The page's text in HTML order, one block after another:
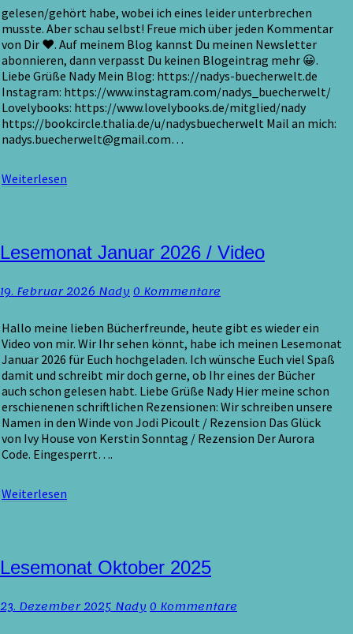
gelesen/gehört habe, wobei ich eines leider unterbrechen
musste. Aber schau selbst! Freue mich über jeden Kommentar
von Dir ♥. Auf meinem Blog kannst Du meinen Newsletter
abonnieren, dann verpasst Du keinen Blogeintrag mehr 😀.
Liebe Grüße Nady Mein Blog: https://nadys-buecherwelt.de
Instagram: https://www.instagram.com/nadys_buecherwelt/
Lovelybooks: https://www.lovelybooks.de/mitglied/nady
https://bookcircle.thalia.de/u/nadysbuecherwelt Mail an mich:
nadys.buecherwelt@gmail.com…
Weiterlesen
Lesemonat
Januar
/
Lesemonat Januar 2026 / Video
19. Februar 2026NadyKommentare
0 Kommentare
Hallo meine lieben Bücherfreunde, heute gibt es wieder ein
Video von mir. Wir Ihr sehen könnt, habe ich meinen Lesemonat
Januar 2026 für Euch hochgeladen. Ich wünsche Euch viel Spaß
damit und schreibt mir doch gerne, ob Ihr eines der Bücher
auch schon gelesen habt. Liebe Grüße Nady Hier meine schon
erschienenen schriftlichen Rezensionen: Wir schreiben unsere
Namen in den Winde von Jodi Picoult / Rezension Das Glück
von Ivy House von Kerstin Sonntag / Rezension Der Aurora
Code. Eingesperrt….
Weiterlesen
Lesemonat
Oktober
Lesemonat Oktober 2025
23. Dezember 2025NadyKommentare
0 Kommentare